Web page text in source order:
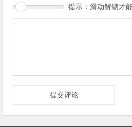
提示：滑动解锁才